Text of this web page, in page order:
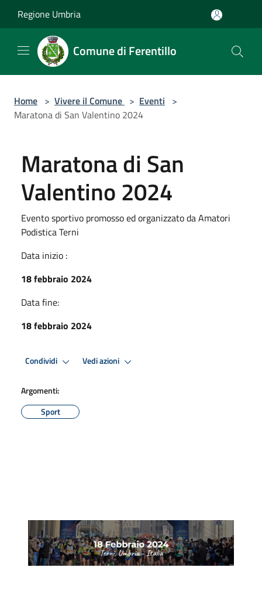
Regione Umbria
Comune di Ferentillo
Home > Vivere il Comune > Eventi >
Maratona di San Valentino 2024
Maratona di San
Valentino 2024
Evento sportivo promosso ed organizzato da Amatori
Podistica Terni
Data inizio :
18 febbraio 2024
Data fine:
18 febbraio 2024
Condividi Vedi azioni
Argomenti:
Sport